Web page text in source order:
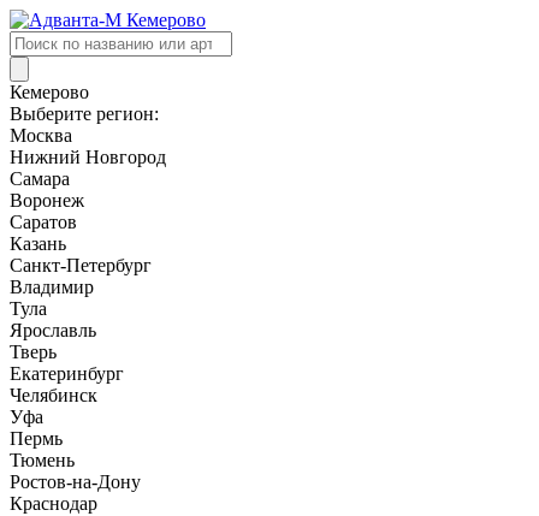
Поиск
товаров
Кемерово
Выберите регион:
Москва
Нижний Новгород
Самара
Воронеж
Саратов
Казань
Санкт-Петербург
Владимир
Тула
Ярославль
Тверь
Екатеринбург
Челябинск
Уфа
Пермь
Тюмень
Ростов-на-Дону
Краснодар